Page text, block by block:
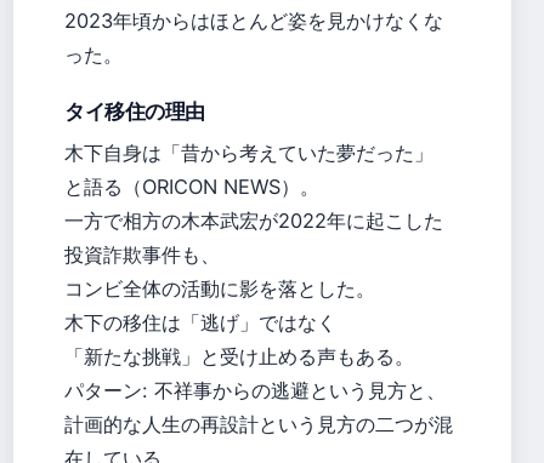
2023年頃からはほとんど姿を見かけなくな
った。
タイ移住の理由
木下自身は「昔から考えていた夢だった」
と語る（ORICON NEWS）。
一方で相方の木本武宏が2022年に起こした
投資詐欺事件も、
コンビ全体の活動に影を落とした。
木下の移住は「逃げ」ではなく
「新たな挑戦」と受け止める声もある。
パターン: 不祥事からの逃避という見方と、
計画的な人生の再設計という見方の二つが混
在している。